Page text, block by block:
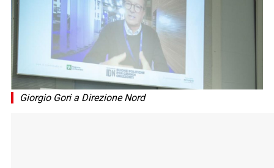
Giorgio Gori a Direzione Nord